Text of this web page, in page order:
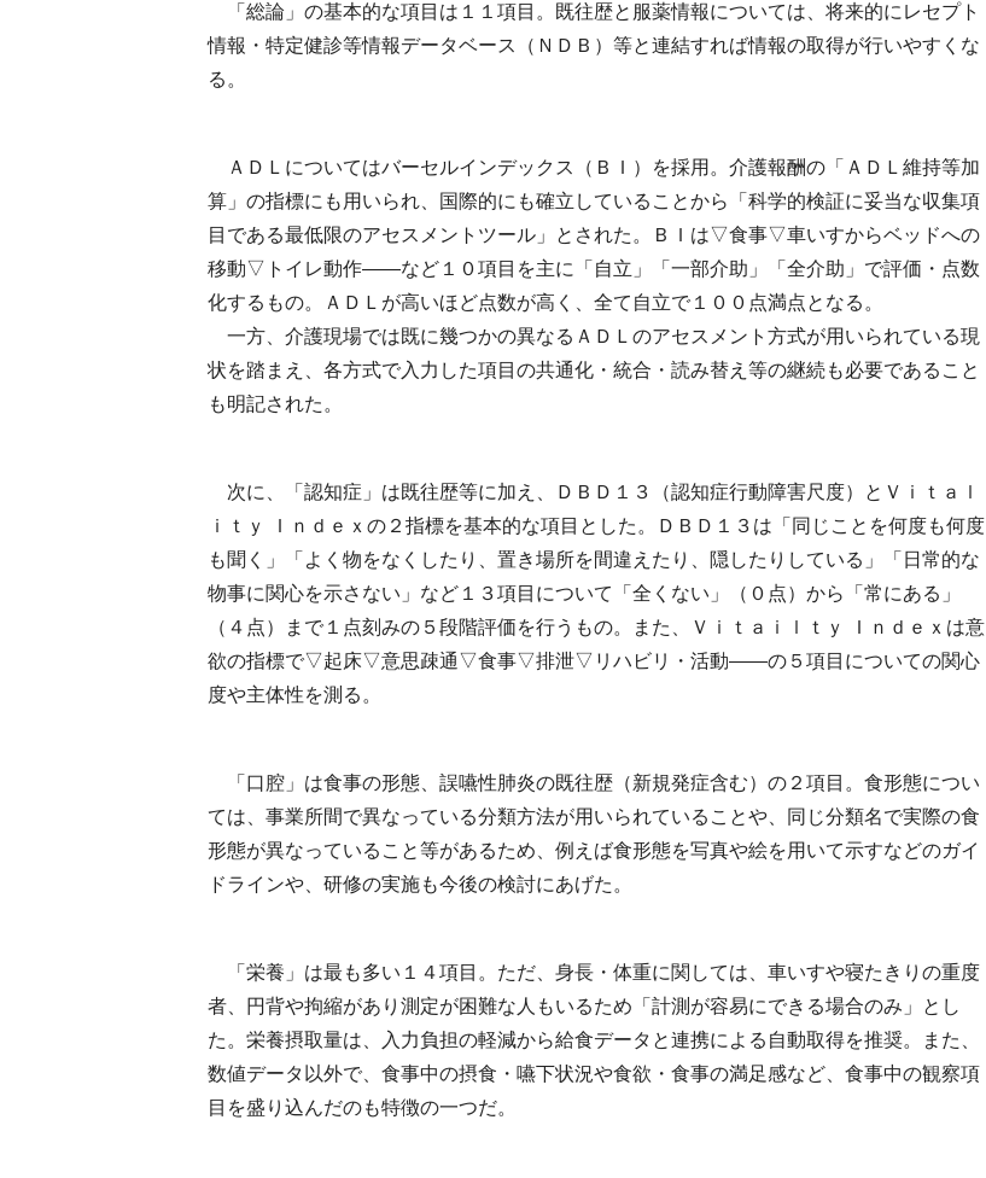
「総論」の基本的な項目は１１項目。既往歴と服薬情報については、将来的にレセプト
情報・特定健診等情報データベース（ＮＤＢ）等と連結すれば情報の取得が行いやすくな
る。
ＡＤＬについてはバーセルインデックス（ＢＩ）を採用。介護報酬の「ＡＤＬ維持等加
算」の指標にも用いられ、国際的にも確立していることから「科学的検証に妥当な収集項
目である最低限のアセスメントツール」とされた。ＢＩは▽食事▽車いすからベッドへの
移動▽トイレ動作――など１０項目を主に「自立」「一部介助」「全介助」で評価・点数
化するもの。ＡＤＬが高いほど点数が高く、全て自立で１００点満点となる。
一方、介護現場では既に幾つかの異なるＡＤＬのアセスメント方式が用いられている現
状を踏まえ、各方式で入力した項目の共通化・統合・読み替え等の継続も必要であること
も明記された。
次に、「認知症」は既往歴等に加え、ＤＢＤ１３（認知症行動障害尺度）とＶｉｔａｌ
ｉｔｙ Ｉｎｄｅｘの２指標を基本的な項目とした。ＤＢＤ１３は「同じことを何度も何度
も聞く」「よく物をなくしたり、置き場所を間違えたり、隠したりしている」「日常的な
物事に関心を示さない」など１３項目について「全くない」（０点）から「常にある」
（４点）まで１点刻みの５段階評価を行うもの。また、Ｖｉｔａｉｌｔｙ Ｉｎｄｅｘは意
欲の指標で▽起床▽意思疎通▽食事▽排泄▽リハビリ・活動――の５項目についての関心
度や主体性を測る。
「口腔」は食事の形態、誤嚥性肺炎の既往歴（新規発症含む）の２項目。食形態につい
ては、事業所間で異なっている分類方法が用いられていることや、同じ分類名で実際の食
形態が異なっていること等があるため、例えば食形態を写真や絵を用いて示すなどのガイ
ドラインや、研修の実施も今後の検討にあげた。
「栄養」は最も多い１４項目。ただ、身長・体重に関しては、車いすや寝たきりの重度
者、円背や拘縮があり測定が困難な人もいるため「計測が容易にできる場合のみ」とし
た。栄養摂取量は、入力負担の軽減から給食データと連携による自動取得を推奨。また、
数値データ以外で、食事中の摂食・嚥下状況や食欲・食事の満足感など、食事中の観察項
目を盛り込んだのも特徴の一つだ。